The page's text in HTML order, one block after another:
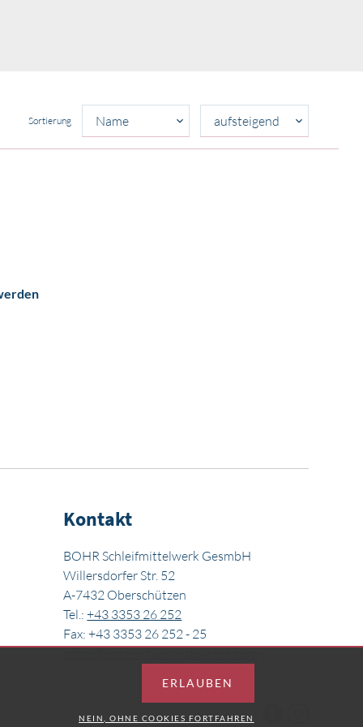
Sortierung
Kontakt
BOHR Schleifmittelwerk GesmbH
Willersdorfer Str. 52
A-7432 Oberschützen
Tel.:+43 3353 26 252
Fax: +43 3353 26 252 - 25
ERLAUBEN
NEIN, OHNE COOKIES FORTFAHREN